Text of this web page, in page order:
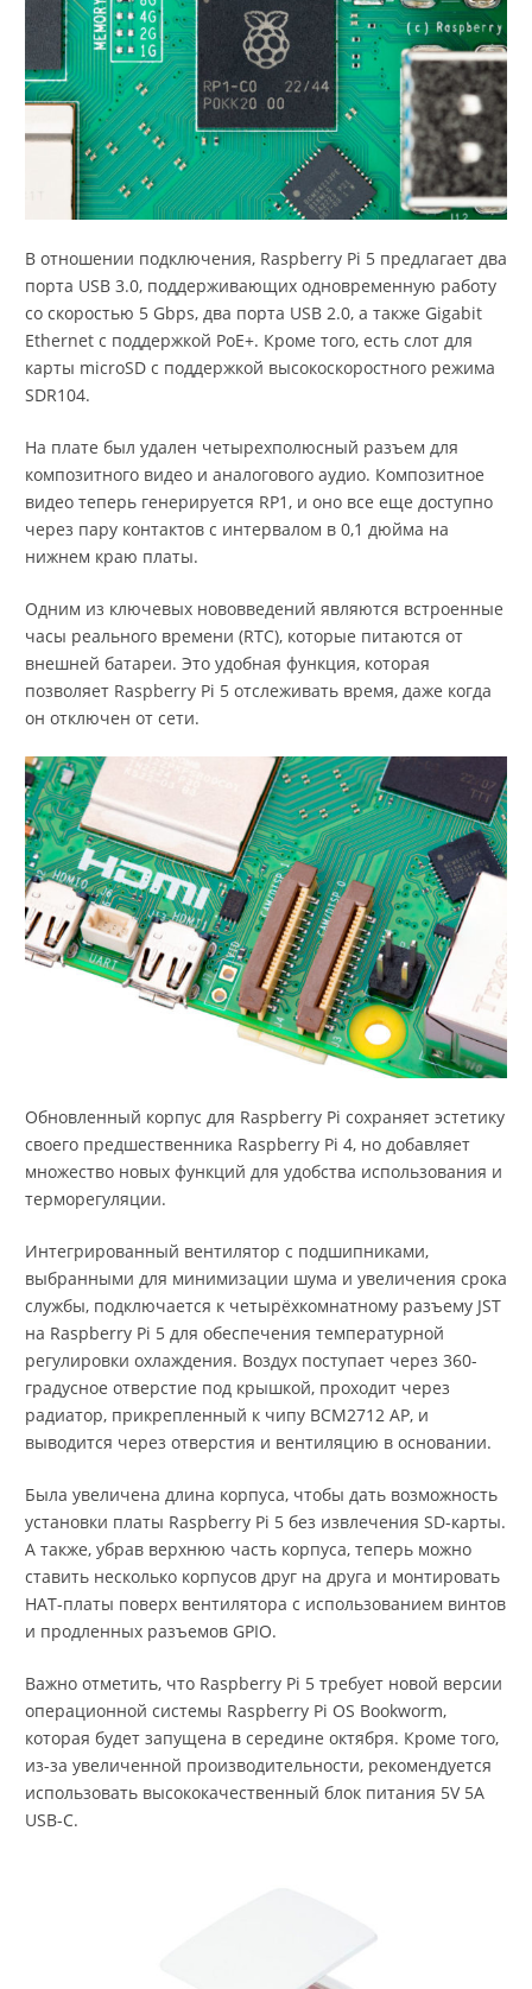
В отношении подключения, Raspberry Pi 5 предлагает два
порта USB 3.0, поддерживающих одновременную работу
со скоростью 5 Gbps, два порта USB 2.0, а также Gigabit
Ethernet с поддержкой PoE+. Кроме того, есть слот для
карты microSD с поддержкой высокоскоростного режима
SDR104.
На плате был удален четырехполюсный разъем для
композитного видео и аналогового аудио. Композитное
видео теперь генерируется RP1, и оно все еще доступно
через пару контактов с интервалом в 0,1 дюйма на
нижнем краю платы.
Одним из ключевых нововведений являются встроенные
часы реального времени (RTC), которые питаются от
внешней батареи. Это удобная функция, которая
позволяет Raspberry Pi 5 отслеживать время, даже когда
он отключен от сети.
Обновленный корпус для Raspberry Pi сохраняет эстетику
своего предшественника Raspberry Pi 4, но добавляет
множество новых функций для удобства использования и
терморегуляции.
Интегрированный вентилятор с подшипниками,
выбранными для минимизации шума и увеличения срока
службы, подключается к четырёхкомнатному разъему JST
на Raspberry Pi 5 для обеспечения температурной
регулировки охлаждения. Воздух поступает через 360-
градусное отверстие под крышкой, проходит через
радиатор, прикрепленный к чипу BCM2712 AP, и
выводится через отверстия и вентиляцию в основании.
Была увеличена длина корпуса, чтобы дать возможность
установки платы Raspberry Pi 5 без извлечения SD-карты.
А также, убрав верхнюю часть корпуса, теперь можно
ставить несколько корпусов друг на друга и монтировать
HAT-платы поверх вентилятора с использованием винтов
и продленных разъемов GPIO.
Важно отметить, что Raspberry Pi 5 требует новой версии
операционной системы Raspberry Pi OS Bookworm,
которая будет запущена в середине октября. Кроме того,
из-за увеличенной производительности, рекомендуется
использовать высококачественный блок питания 5V 5A
USB-C.